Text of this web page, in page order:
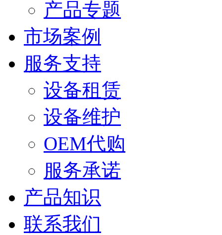
产品专题
市场案例
服务支持
设备租赁
设备维护
OEM代购
服务承诺
产品知识
联系我们